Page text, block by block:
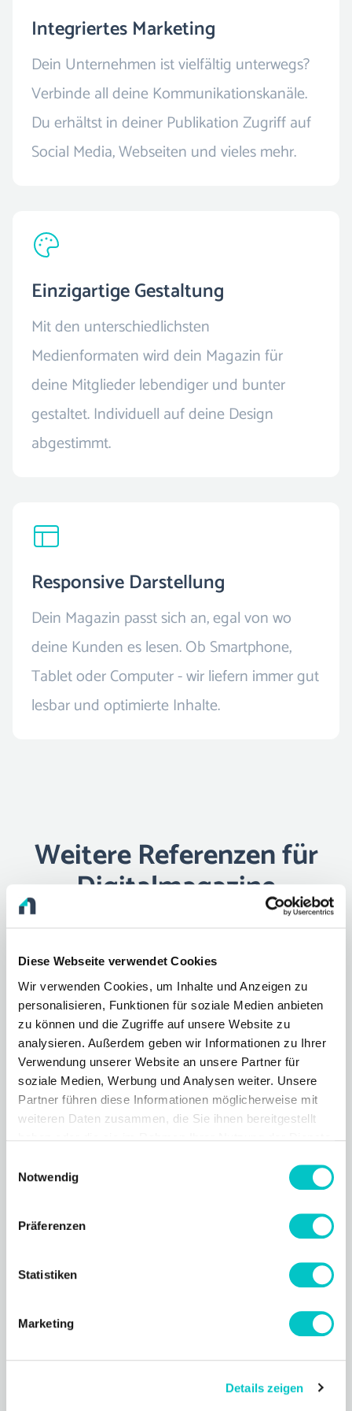
Diese Webseite verwendet Cookies
Wir verwenden Cookies, um Inhalte und Anzeigen zu
personalisieren, Funktionen für soziale Medien anbieten
zu können und die Zugriffe auf unsere Website zu
analysieren. Außerdem geben wir Informationen zu Ihrer
Verwendung unserer Website an unsere Partner für
soziale Medien, Werbung und Analysen weiter. Unsere
Partner führen diese Informationen möglicherweise mit
weiteren Daten zusammen, die Sie ihnen bereitgestellt
Notwendig
Präferenzen
Statistiken
Marketing
Details zeigen
Integriertes Marketing
Dein Unternehmen ist vielfältig unterwegs?
Verbinde all deine Kommunikationskanäle.
Du erhältst in deiner Publikation Zugriff auf
Social Media, Webseiten und vieles mehr.
Einzigartige Gestaltung
Mit den unterschiedlichsten
Medienformaten wird dein Magazin für
deine Mitglieder lebendiger und bunter
gestaltet. Individuell auf deine Design
abgestimmt.
Responsive Darstellung
Dein Magazin passt sich an, egal von wo
deine Kunden es lesen. Ob Smartphone,
Tablet oder Computer - wir liefern immer gut
lesbar und optimierte Inhalte.
Weitere Referenzen für
Digitalmagazine
Novamag bietet vielseitige Möglichkeiten,
Content digital erlebbar zu machen. Wirf
einen Blick auf unsere Referenzen und lass
dich von unserenDigitalmagazinen
inspirieren.